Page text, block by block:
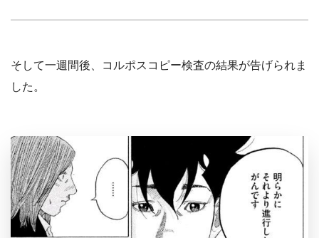
そして一週間後、コルポスコピー検査の結果が告げられま
した。